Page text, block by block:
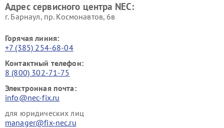
Адрес сервисного центра NEC:
г. Барнаул, ​пр. Космонавтов, 6в
Горячая линия:
+7 (385) 254-68-04
Контактный телефон:
8 (800) 302-71-75
Электронная почта:
info@nec-fix.ru
для юридических лиц
manager@fix-nec.ru